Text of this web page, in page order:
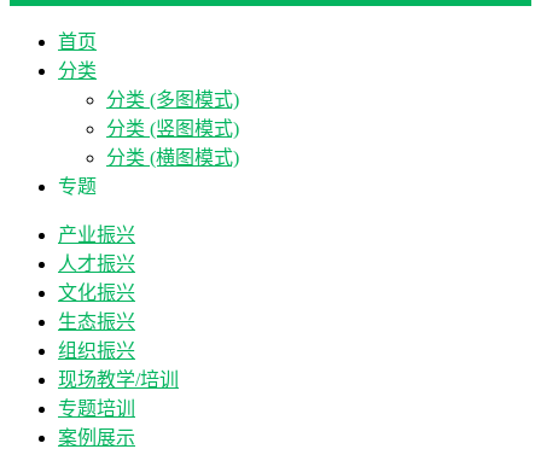
首页
分类
分类 (多图模式)
分类 (竖图模式)
分类 (横图模式)
专题
产业振兴
人才振兴
文化振兴
生态振兴
组织振兴
现场教学/培训
专题培训
案例展示